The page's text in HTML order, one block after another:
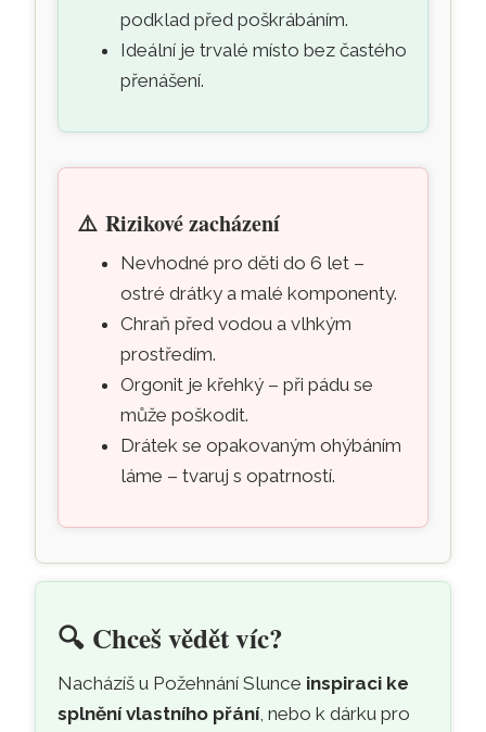
podklad před poškrábáním.
Ideální je trvalé místo bez častého
přenášení.
⚠️Rizikové zacházení
Nevhodné pro děti do 6 let –
ostré drátky a malé komponenty.
Chraň před vodou a vlhkým
prostředím.
Orgonit je křehký – při pádu se
může poškodit.
Drátek se opakovaným ohýbáním
láme – tvaruj s opatrností.
🔍 Chceš vědět víc?
Nacházíš u Požehnání Slunce inspiraci ke
splnění vlastního přání, nebo k dárku pro